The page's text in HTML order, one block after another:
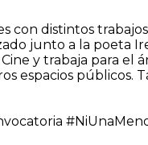
distintos
junto a la poeta
y trabaja para el
espacios públicos.